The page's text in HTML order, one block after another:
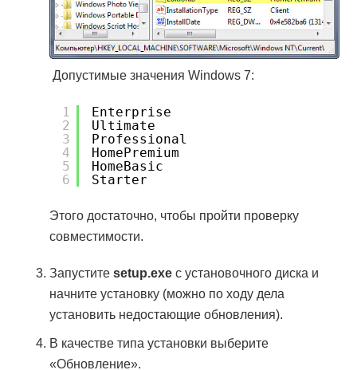
Допустимые значения Windows 7:
1
2
3
4
5
6
Enterprise
Ultimate
Professional
HomePremium
HomeBasic
Starter
Этого достаточно, чтобы пройти проверку
совместимости.
Запуститеsetup.exe с установочного диска и
начните установку (можно по ходу дела
установить недостающие обновления).
В качестве типа установки выберите
«Обновление».